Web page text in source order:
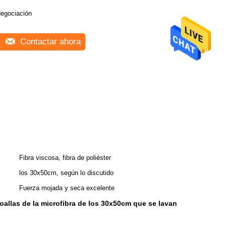
Contactar ahora
Fibra viscosa, fibra de poliéster
los 30x50cm, según lo discutido
Fuerza mojada y seca excelente
de la microfibra de los 30x50cm que se lavan